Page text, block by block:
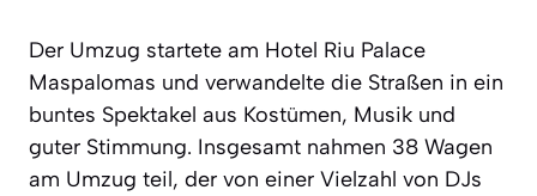
Der Umzug startete am Hotel Riu Palace
Maspalomas und verwandelte die Straßen in ein
buntes Spektakel aus Kostümen, Musik und
guter Stimmung. Insgesamt nahmen 38 Wagen
am Umzug teil, der von einer Vielzahl von DJs